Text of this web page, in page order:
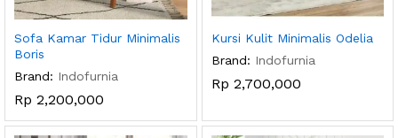
Sofa Kamar Tidur Minimalis
Boris
Brand: Indofurnia
Rp 2,200,000
Kursi Kulit Minimalis Odelia
Brand: Indofurnia
Rp 2,700,000